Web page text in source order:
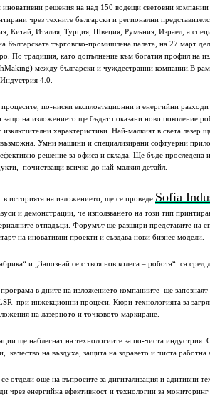
иновативни решения на над 150 водещи световни
чрез техните български и регионални
Китай, Италия, Турция, Швеция, Румъния, Израел, а
Българската търговско-промишлена палата, на 27 март
По традиция, като допълнение към богатия профил на
между български и чуждестранни компании.В
4.0.
по-ниски експлоатационни и енергийни
защо на изложението ще бъдат показани ново поколение
характеристики. Най-малкият в света лазер
Умни машини и специализирани софтуерни
решение за офиса и склада. Ще бъде проследена
почистващи всичко до най-малкия детайл.
историята на изложението, ще се проведе Sofia
и демонстрации, че използването на този тип
отпадъци. Форумът ще разшири представите на
на иновативни проекти и създава нови бизнес модели.
и „Запознай се с твоя нов колега – робота“ са
в дните на изложението компаниите ще
при инжекционни процеси, Кюри технологията за
на лазерното и точковото маркиране.
ще наблегнат на технологиите за по-чиста индустрия.
качество на въздуха, защита на здравето и чиста
отдели още на въпросите за дигитализация и адитивни
чрез енергийна ефективност и технологии за